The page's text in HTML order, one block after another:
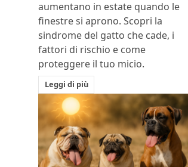
aumentano in estate quando le
finestre si aprono. Scopri la
sindrome del gatto che cade, i
fattori di rischio e come
proteggere il tuo micio.
Leggi di più